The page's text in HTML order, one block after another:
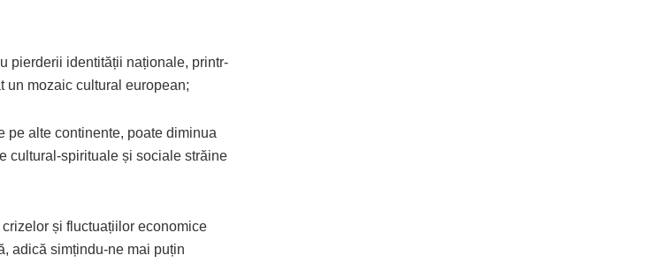
pierderii identității naționale, printr-
un mozaic cultural european;
pe alte continente, poate diminua
cultural-spirituale și sociale străine
și fluctuațiilor economice
adică simțindu-ne mai puțin